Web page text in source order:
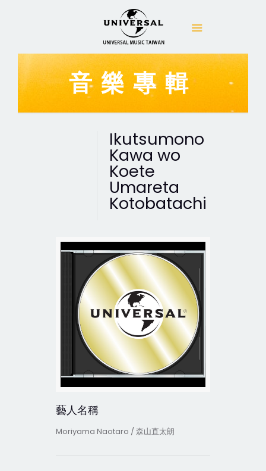
音樂專輯
Ikutsumono
Kawa wo
Koete
Umareta
Kotobatachi
藝人名稱
Moriyama Naotaro / 森山直太朗